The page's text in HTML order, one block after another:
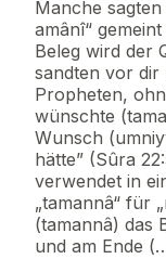
Manche
amânî“
Beleg wird der
sandten vor dir
Propheten,
wünschte
Wunsch
hätte” (Sûra
verwendet in
„tamannâ“ für
(tamannâ) das
und am Ende